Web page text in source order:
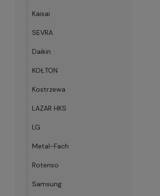
Kaisai
SEVRA
Daikin
KOŁTON
Kostrzewa
LAZAR HKS
LG
Metal-Fach
Rotenso
Samsung